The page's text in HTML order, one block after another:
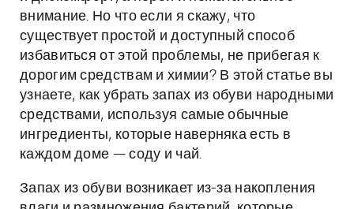
внимание. Но что если я скажу, что
существует простой и доступный способ
избавиться от этой проблемы, не прибегая к
дорогим средствам и химии? В этой статье вы
узнаете, как убрать запах из обуви народными
средствами, используя самые обычные
ингредиенты, которые наверняка есть в
каждом доме — соду и чай.
Запах из обуви возникает из-за накопления